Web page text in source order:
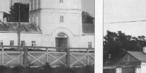
Главная Галерея Храмы-мученики
Свято-